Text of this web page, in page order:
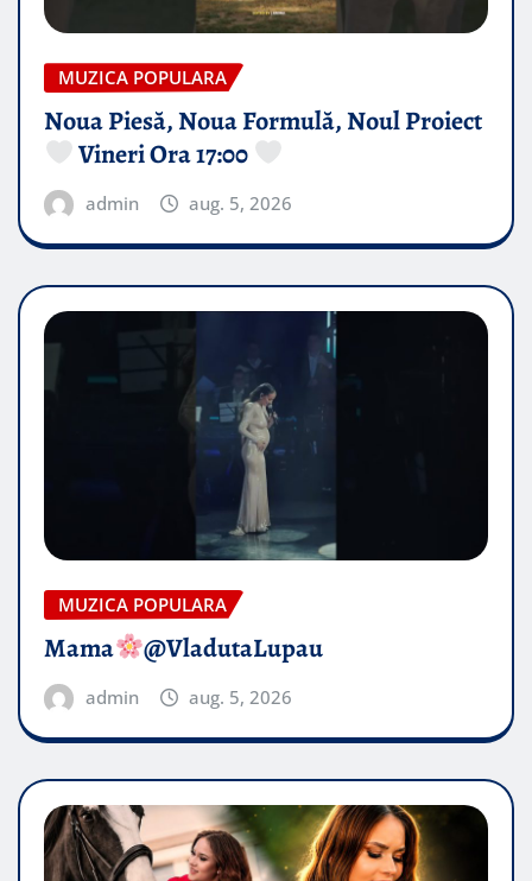
MUZICA POPULARA
Noua Piesă, Noua Formulă, Noul Proiect
Vineri Ora 17:00
admin aug. 5, 2026
MUZICA POPULARA
Mama @VladutaLupau
admin aug. 5, 2026